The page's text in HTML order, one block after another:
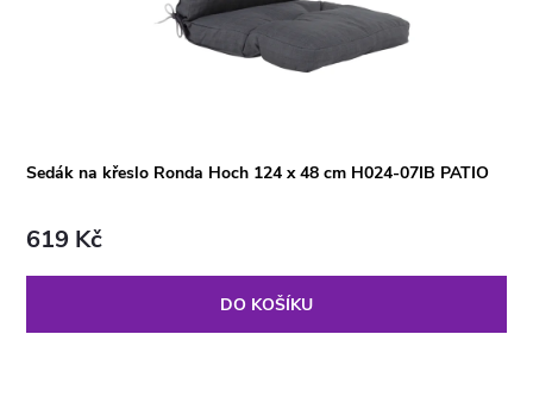
Sedák na křeslo Ronda Hoch 124 x 48 cm H024-07IB PATIO
619 Kč
DO KOŠÍKU